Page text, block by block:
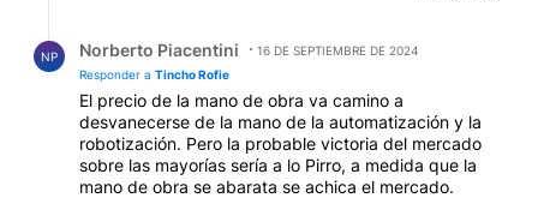
NP Norberto Piacentini
16 DE SEPTIEMBRE DE 2024
Responder a Tincho Rofie
El precio de la mano de obra va camino a
desvanecerse de la mano de la automatización y la
robotización. Pero la probable victoria del mercado
sobre las mayorías sería a lo Pirro, a medida que la
mano de obra se abarata se achica el mercado.